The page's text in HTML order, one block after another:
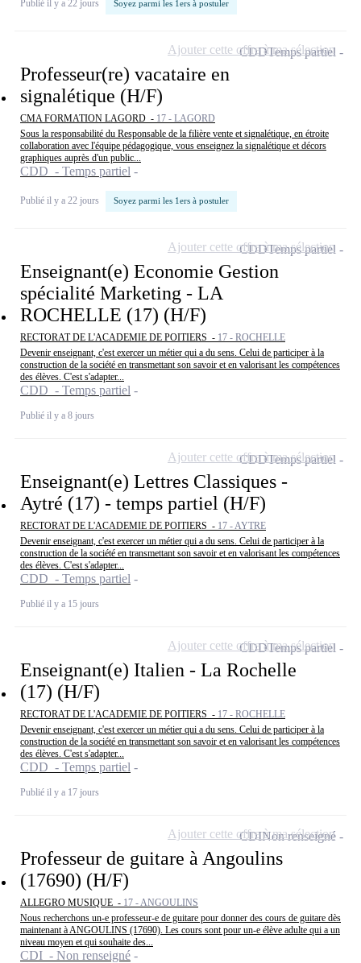
Publié il y a 22 jours Soyez parmi les 1ers à postuler
Professeur(re) vacataire en
signalétique (H/F)
CMA FORMATION LAGORD - 17 - LAGORD
Sous la responsabilité du Responsable de la filière vente et signalétique, en étroite
collaboration avec l'équipe pédagogique, vous enseignez la signalétique et décors
graphiques auprès d'un public...
CDD - Temps partiel
Publié il y a 22 jours Soyez parmi les 1ers à postuler
CDDTemps partiel
Ajouter cette offre à ma sélection
Enseignant(e) Economie Gestion
spécialité Marketing - LA
ROCHELLE (17) (H/F)
RECTORAT DE L'ACADEMIE DE POITIERS - 17 - ROCHELLE
Devenir enseignant, c'est exercer un métier qui a du sens. Celui de participer à la
construction de la société en transmettant son savoir et en valorisant les compétences
des élèves. C'est s'adapter...
CDD - Temps partiel
Publié il y a 8 jours
CDDTemps partiel
Ajouter cette offre à ma sélection
Enseignant(e) Lettres Classiques -
Aytré (17) - temps partiel (H/F)
RECTORAT DE L'ACADEMIE DE POITIERS - 17 - AYTRE
Devenir enseignant, c'est exercer un métier qui a du sens. Celui de participer à la
construction de la société en transmettant son savoir et en valorisant les compétences
des élèves. C'est s'adapter...
CDD - Temps partiel
Publié il y a 15 jours
CDDTemps partiel
Ajouter cette offre à ma sélection
Enseignant(e) Italien - La Rochelle
(17) (H/F)
RECTORAT DE L'ACADEMIE DE POITIERS - 17 - ROCHELLE
Devenir enseignant, c'est exercer un métier qui a du sens. Celui de participer à la
construction de la société en transmettant son savoir et en valorisant les compétences
des élèves. C'est s'adapter...
CDD - Temps partiel
Publié il y a 17 jours
CDDTemps partiel
Ajouter cette offre à ma sélection
Professeur de guitare à Angoulins
(17690) (H/F)
ALLEGRO MUSIQUE - 17 - ANGOULINS
Nous recherchons un-e professeur-e de guitare pour donner des cours de guitare dès
maintenant à ANGOULINS (17690). Les cours sont pour un-e élève adulte qui a un
niveau moyen et qui souhaite des...
CDI - Non renseigné
CDINon renseigné
Ajouter cette offre à ma sélection